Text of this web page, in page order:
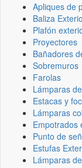
Apliques de
Baliza
Plafón
Proyectores
Bañadores
Sobremuros
Farolas
Lámparas
Estacas y
Lámparas
Empotrados
Punto de
Estufas
Lámparas